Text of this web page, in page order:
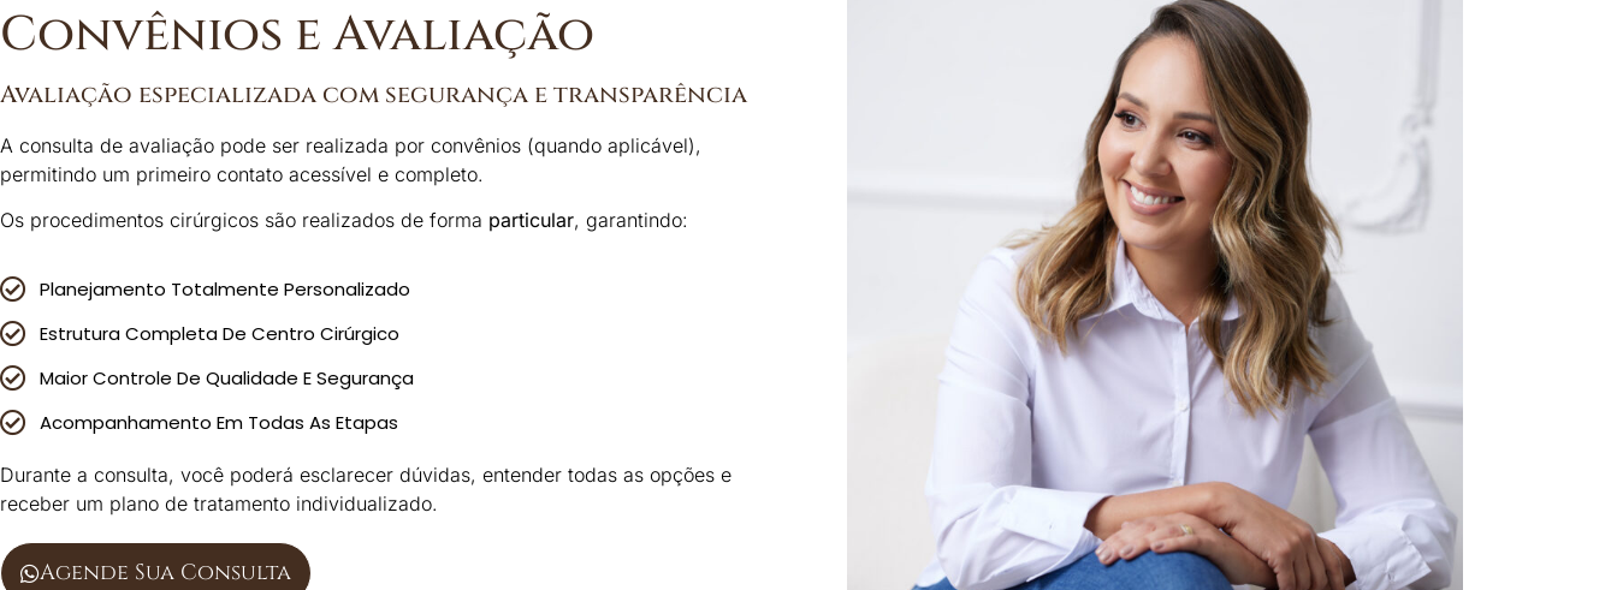
Convênios e Avaliação
Avaliação especializada com segurança e transparência
A consulta de avaliação pode ser realizada por convênios (quando aplicável),
permitindo um primeiro contato acessível e completo.
Os procedimentos cirúrgicos são realizados de forma particular, garantindo:
Planejamento Totalmente Personalizado
Estrutura Completa De Centro Cirúrgico
Maior Controle De Qualidade E Segurança
Acompanhamento Em Todas As Etapas
Durante a consulta, você poderá esclarecer dúvidas, entender todas as opções e
receber um plano de tratamento individualizado.
Agende Sua Consulta